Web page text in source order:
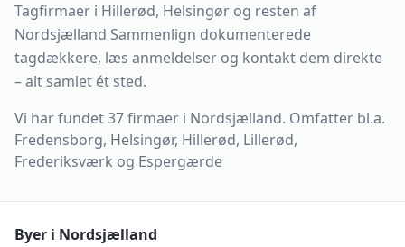
Tagfirmaer i Hillerød, Helsingør og resten af
Nordsjælland Sammenlign dokumenterede
tagdækkere, læs anmeldelser og kontakt dem direkte
– alt samlet ét sted.
Vi har fundet37 firmaer i Nordsjælland. Omfatter bl.a.
Fredensborg, Helsingør, Hillerød, Lillerød,
Frederiksværk og Espergærde
Byer i Nordsjælland